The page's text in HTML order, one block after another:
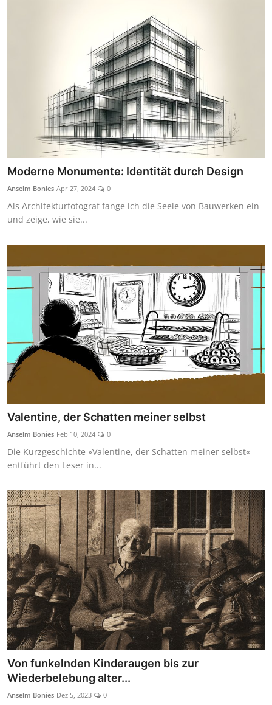
Moderne Monumente: Identität durch Design
Anselm Bonies Apr 27, 2024 0
Als Architekturfotograf fange ich die Seele von Bauwerken ein
und zeige, wie sie...
Valentine, der Schatten meiner selbst
Anselm Bonies Feb 10, 2024 0
Die Kurzgeschichte »Valentine, der Schatten meiner selbst«
entführt den Leser in...
Von funkelnden Kinderaugen bis zur
Wiederbelebung alter...
Anselm Bonies Dez 5, 2023 0